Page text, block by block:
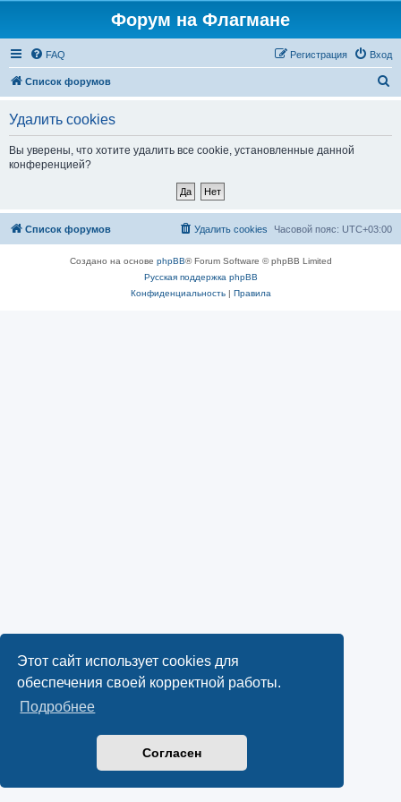
Этот сайт использует cookies для
обеспечения своей корректной работы.
Подробнее
Согласен
Форум на Флагмане
FAQ Вход
Регистрация
Список форумов
Удалить cookies
Вы уверены, что хотите удалить все cookie, установленные данной
конференцией?
Список форумов Часовой пояс: UTC+03:00
Удалить cookies
Создано на основе phpBB® Forum Software © phpBB Limited
Русская поддержка phpBB
Конфиденциальность| Правила